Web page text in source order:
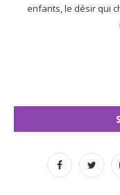
enfants, le désir qui